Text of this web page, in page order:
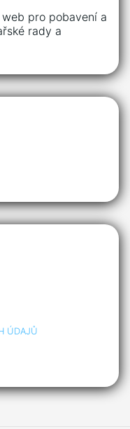
pro pobavení a
rady a
ÚDAJŮ